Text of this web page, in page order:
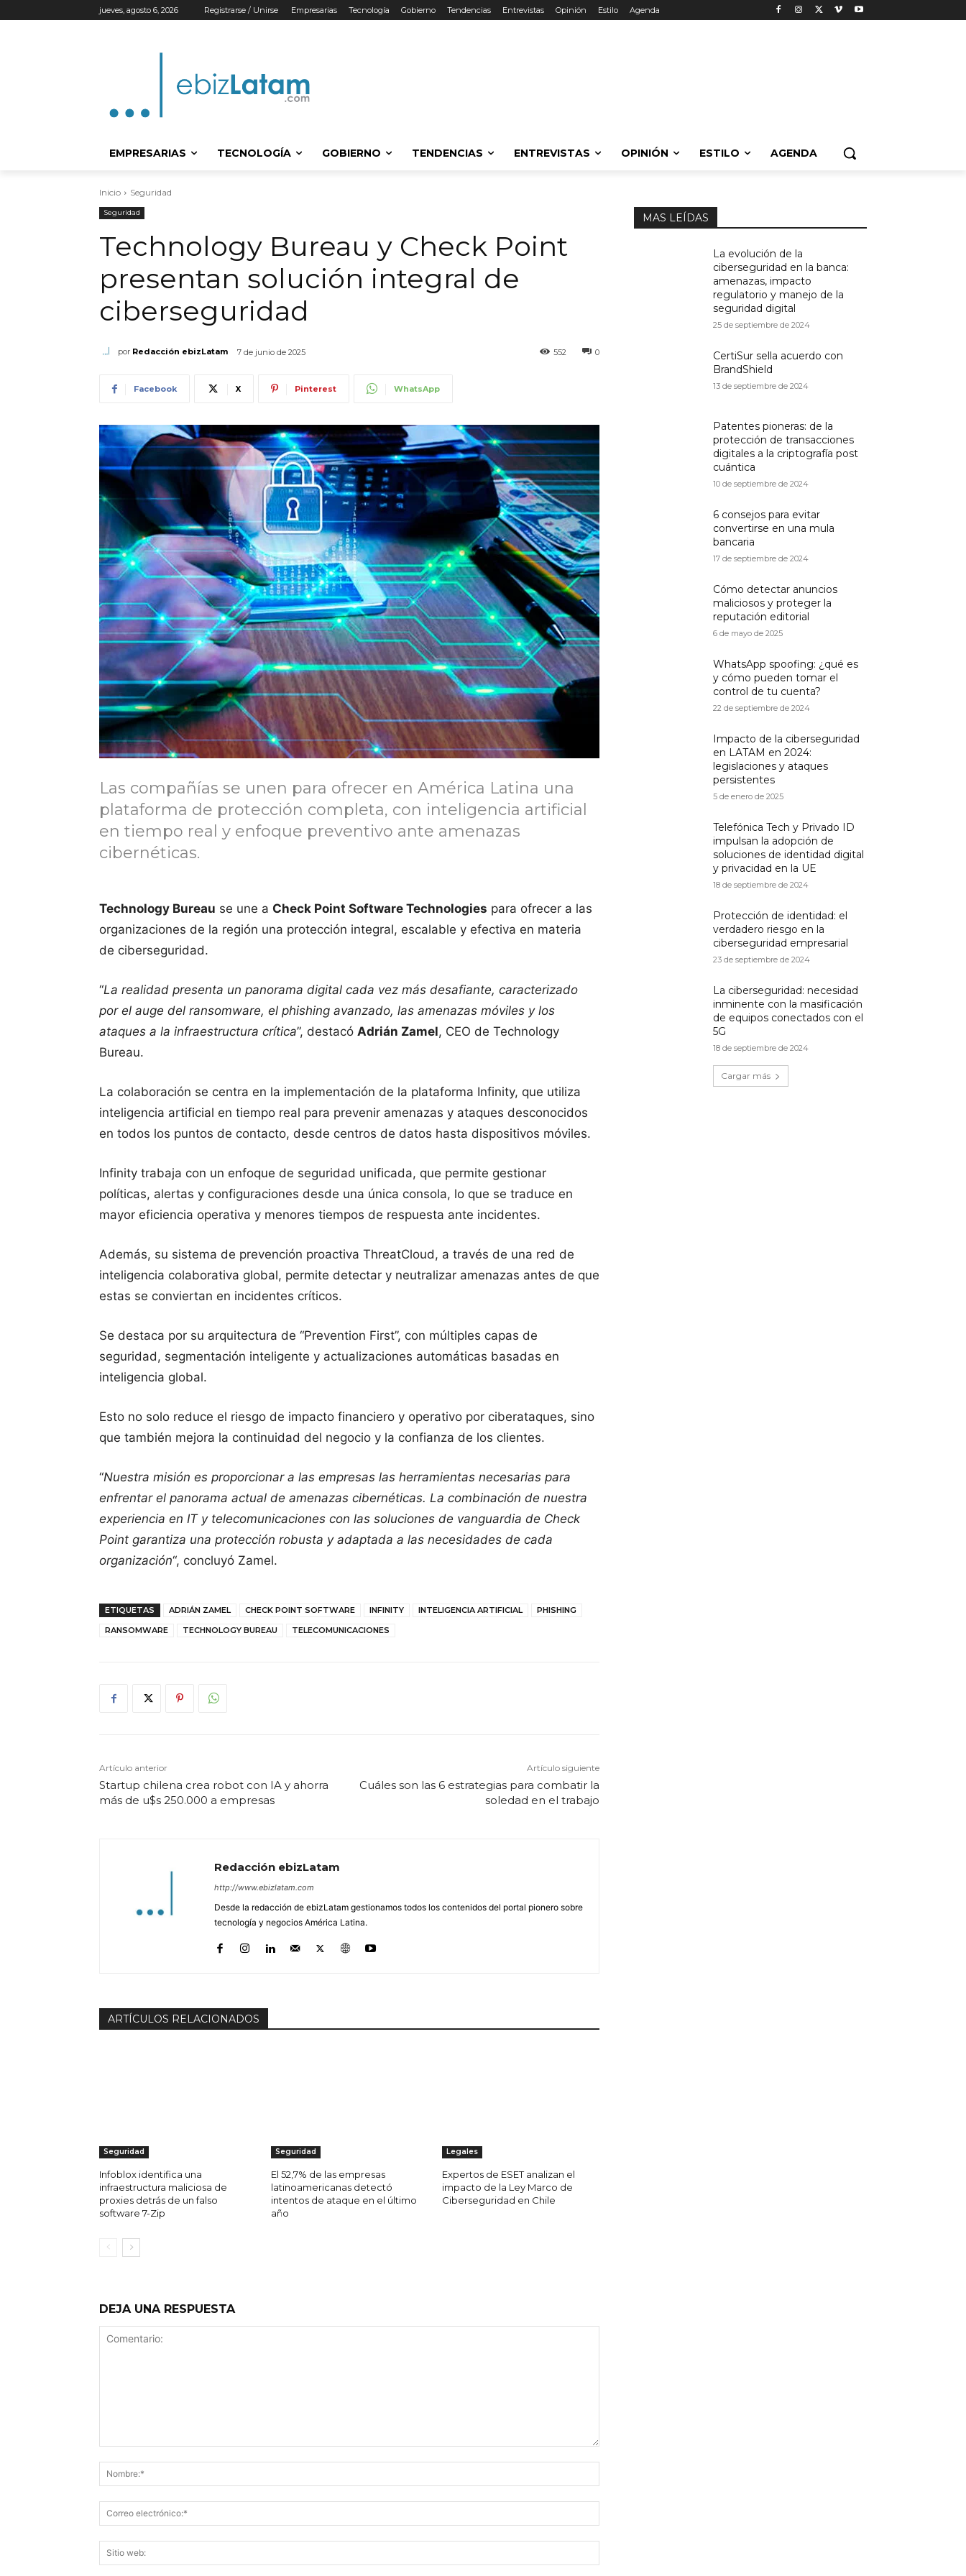
jueves, agosto 6, 2026 Registrarse / Unirse Empresarias Tecnología Gobierno Tendencias Entrevistas Opinión Estilo Agenda
EMPRESARIAS TECNOLOGÍA GOBIERNO TENDENCIAS ENTREVISTAS OPINIÓN ESTILO AGENDA
Inicio Seguridad
Seguridad
Technology Bureau y Check Point
presentan solución integral de
ciberseguridad
por Redacción ebizLatam 7 de junio de 2025 0
552
Facebook X Pinterest WhatsApp
Las compañías se unen para ofrecer en América Latina una
plataforma de protección completa, con inteligencia artificial
en tiempo real y enfoque preventivo ante amenazas
cibernéticas.
Technology Bureau se une a Check Point Software Technologies para ofrecer a las
organizaciones de la región una protección integral, escalable y efectiva en materia
de ciberseguridad.
“La realidad presenta un panorama digital cada vez más desafiante, caracterizado
por el auge del ransomware, el phishing avanzado, las amenazas móviles y los
ataques a la infraestructura crítica”, destacó Adrián Zamel, CEO de Technology
Bureau.
La colaboración se centra en la implementación de la plataforma Infinity, que utiliza
inteligencia artificial en tiempo real para prevenir amenazas y ataques desconocidos
en todos los puntos de contacto, desde centros de datos hasta dispositivos móviles.
Infinity trabaja con un enfoque de seguridad unificada, que permite gestionar
políticas, alertas y configuraciones desde una única consola, lo que se traduce en
mayor eficiencia operativa y menores tiempos de respuesta ante incidentes.
Además, su sistema de prevención proactiva ThreatCloud, a través de una red de
inteligencia colaborativa global, permite detectar y neutralizar amenazas antes de que
estas se conviertan en incidentes críticos.
Se destaca por su arquitectura de “Prevention First”, con múltiples capas de
seguridad, segmentación inteligente y actualizaciones automáticas basadas en
inteligencia global.
Esto no solo reduce el riesgo de impacto financiero y operativo por ciberataques, sino
que también mejora la continuidad del negocio y la confianza de los clientes.
“Nuestra misión es proporcionar a las empresas las herramientas necesarias para
enfrentar el panorama actual de amenazas cibernéticas. La combinación de nuestra
experiencia en IT y telecomunicaciones con las soluciones de vanguardia de Check
Point garantiza una protección robusta y adaptada a las necesidades de cada
organización“, concluyó Zamel.
ETIQUETAS ADRIÁN ZAMEL CHECK POINT SOFTWARE INFINITY INTELIGENCIA ARTIFICIAL
PHISHING
RANSOMWARE
TECHNOLOGY BUREAU TELECOMUNICACIONES
Artículo anterior
Startup chilena crea robot con IA y ahorra
más de u$s 250.000 a empresas
Artículo siguiente
Cuáles son las 6 estrategias para combatir la
soledad en el trabajo
Redacción ebizLatam
http://www.ebizlatam.com
Desde la redacción de ebizLatam gestionamos todos los contenidos del portal pionero sobre
tecnología y negocios América Latina.
ARTÍCULOS RELACIONADOS
Seguridad
Infoblox identifica una
infraestructura maliciosa de
proxies detrás de un falso
software 7-Zip
Seguridad
El 52,7% de las empresas
latinoamericanas detectó
intentos de ataque en el último
año
Legales
Expertos de ESET analizan el
impacto de la Ley Marco de
Ciberseguridad en Chile
DEJA UNA RESPUESTA
electrónico:*
web:
MAS LEÍDAS
La evolución de la
ciberseguridad en la banca:
amenazas, impacto
regulatorio y manejo de la
seguridad digital
25 de septiembre de 2024
CertiSur sella acuerdo con
BrandShield
13 de septiembre de 2024
Patentes pioneras: de la
protección de transacciones
digitales a la criptografía post
cuántica
10 de septiembre de 2024
6 consejos para evitar
convertirse en una mula
bancaria
17 de septiembre de 2024
Cómo detectar anuncios
maliciosos y proteger la
reputación editorial
6 de mayo de 2025
WhatsApp spoofing: ¿qué es
y cómo pueden tomar el
control de tu cuenta?
22 de septiembre de 2024
Impacto de la ciberseguridad
en LATAM en 2024:
legislaciones y ataques
persistentes
5 de enero de 2025
Telefónica Tech y Privado ID
impulsan la adopción de
soluciones de identidad digital
y privacidad en la UE
18 de septiembre de 2024
Protección de identidad: el
verdadero riesgo en la
ciberseguridad empresarial
23 de septiembre de 2024
La ciberseguridad: necesidad
inminente con la masificación
de equipos conectados con el
5G
18 de septiembre de 2024
Cargar más